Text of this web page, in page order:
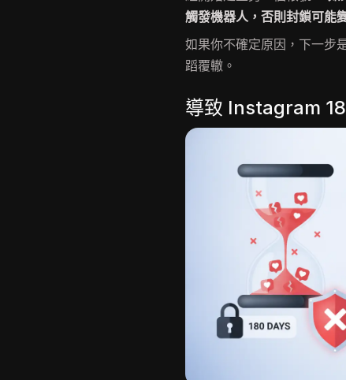
觸發機器人，否則封鎖可能
如果你不確定原因，下一步
蹈覆轍。
導致 Instagram